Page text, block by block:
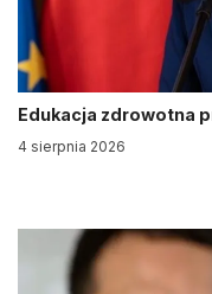
Edukacja zdrowotna
4 sierpnia 2026